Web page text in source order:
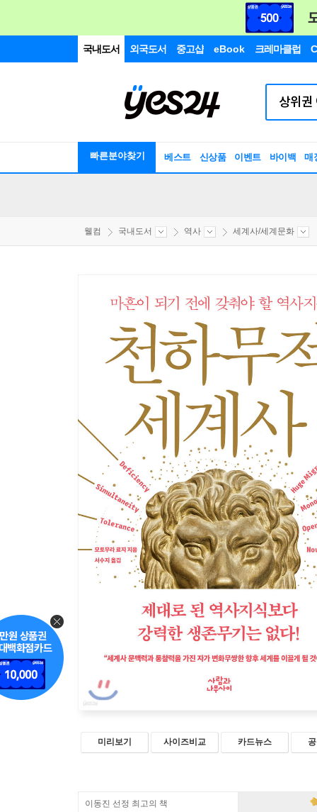
국내도서 외국도서 중고샵 eBook 크레마클럽
빠른분야찾기 베스트 신상품 이벤트 바이백 매
웰컴 국내도서 역사 세계사/세계문화
미리보기 사이즈비교 카드뉴스
이동진 선정 최고의 책